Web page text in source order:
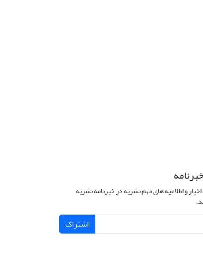
و اطلاعیه های مهم نشریه در خبرنامه نشریه
اشتراک